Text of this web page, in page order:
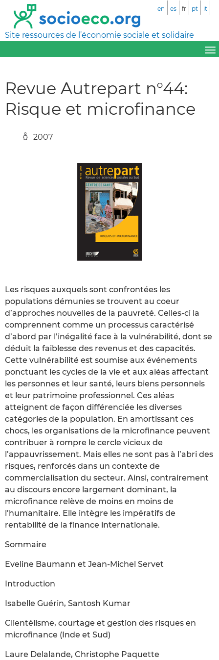
Site ressources de l’économie sociale et solidaire
en es fr pt it
Revue Autrepart n°44:
Risque et microfinance
2007
Les risques auxquels sont confrontées les
populations démunies se trouvent au coeur
d’approches nouvelles de la pauvreté. Celles-ci la
comprennent comme un processus caractérisé
d’abord par l’inégalité face à la vulnérabilité, dont se
déduit la faiblesse des revenus et des capacités.
Cette vulnérabilité est soumise aux événements
ponctuant les cycles de la vie et aux aléas affectant
les personnes et leur santé, leurs biens personnels
et leur patrimoine professionnel. Ces aléas
atteignent de façon différenciée les diverses
catégories de la population. En amortissant ces
chocs, les organisations de la microfinance peuvent
contribuer à rompre le cercle vicieux de
l’appauvrissement. Mais elles ne sont pas à l’abri des
risques, renforcés dans un contexte de
commercialisation du secteur. Ainsi, contrairement
au discours encore largement dominant, la
microfinance relève de moins en moins de
l’humanitaire. Elle intègre les impératifs de
rentabilité de la finance internationale.
Sommaire
Eveline Baumann et Jean-Michel Servet
Introduction
Isabelle Guérin, Santosh Kumar
Clientélisme, courtage et gestion des risques en
microfinance (Inde et Sud)
Laure Delalande, Christophe Paquette